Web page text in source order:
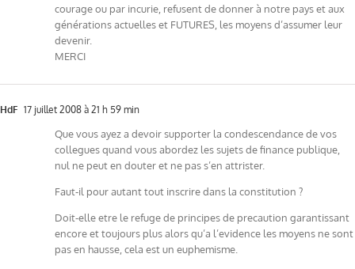
courage ou par incurie, refusent de donner à notre pays et aux
générations actuelles et FUTURES, les moyens d’assumer leur
devenir.
MERCI
HdF 17 juillet 2008 à 21 h 59 min
Que vous ayez a devoir supporter la condescendance de vos
collegues quand vous abordez les sujets de finance publique,
nul ne peut en douter et ne pas s’en attrister.
Faut-il pour autant tout inscrire dans la constitution ?
Doit-elle etre le refuge de principes de precaution garantissant
encore et toujours plus alors qu’a l’evidence les moyens ne sont
pas en hausse, cela est un euphemisme.